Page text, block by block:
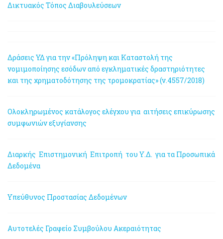
Δικτυακός Τόπος Διαβουλεύσεων
Δράσεις ΥΔ για την «Πρόληψη και Καταστολή της
νομιμοποίησης εσόδων από εγκληματικές δραστηριότητες
και της χρηματοδότησης της τρομοκρατίας» (ν.4557/2018)
Ολοκληρωμένος κατάλογος ελέγχου για αιτήσεις επικύρωσης
συμφωνιών εξυγίανσης
Διαρκής Επιστημονική Επιτροπή του Υ.Δ. για τα Προσωπικά
Δεδομένα
Υπεύθυνος Προστασίας Δεδομένων
Αυτοτελές Γραφείο Συμβούλου Ακεραιότητας